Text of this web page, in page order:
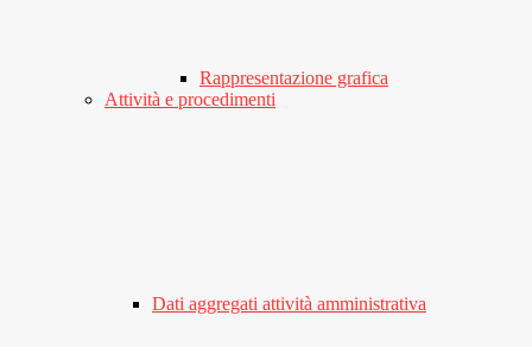
Rappresentazione grafica
Attività e procedimenti
Dati aggregati attività amministrativa